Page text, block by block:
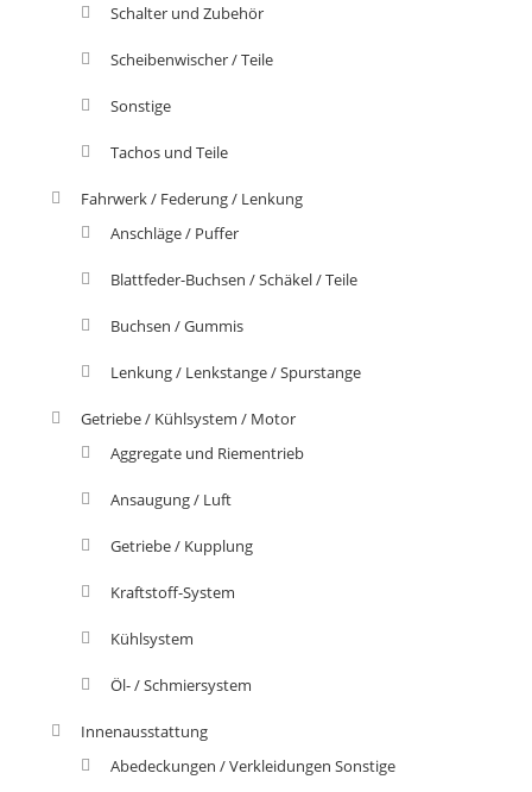
Schalter und Zubehör
Scheibenwischer / Teile
Sonstige
Tachos und Teile
Fahrwerk / Federung / Lenkung
Anschläge / Puffer
Blattfeder-Buchsen / Schäkel / Teile
Buchsen / Gummis
Lenkung / Lenkstange / Spurstange
Getriebe / Kühlsystem / Motor
Aggregate und Riementrieb
Ansaugung / Luft
Getriebe / Kupplung
Kraftstoff-System
Kühlsystem
Öl- / Schmiersystem
Innenausstattung
Abedeckungen / Verkleidungen Sonstige